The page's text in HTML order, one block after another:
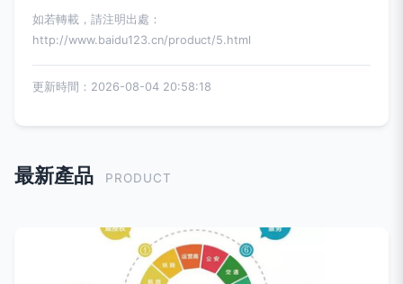
如若轉載，請注明出處：
http://www.baidu123.cn/product/5.html
更新時間：2026-08-04 20:58:18
最新產品 PRODUCT